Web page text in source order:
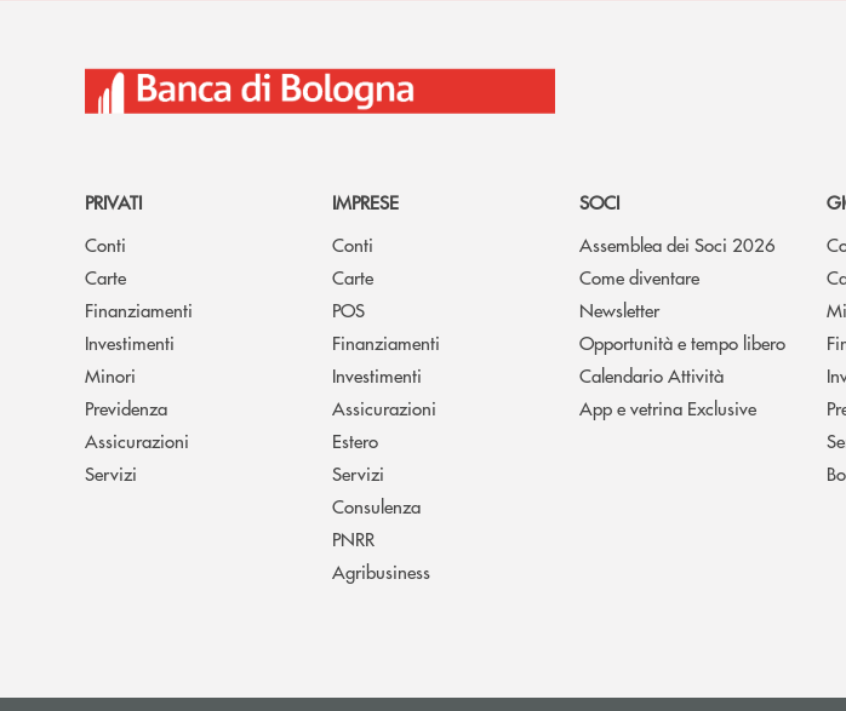
PRIVATI
Conti
Carte
Finanziamenti
Investimenti
Minori
Previdenza
Assicurazioni
Servizi
IMPRESE
Conti
Carte
POS
Finanziamenti
Investimenti
Assicurazioni
Estero
Servizi
Consulenza
PNRR
Agribusiness
SOCI
Assemblea dei Soci 2026
Come diventare
Newsletter
Opportunità e tempo libero
Calendario Attività
App e vetrina Exclusive